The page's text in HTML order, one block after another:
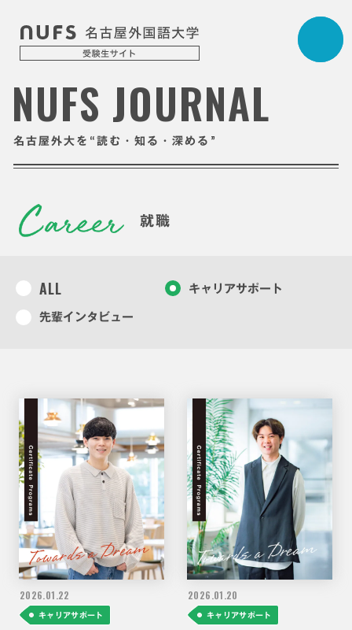
名古屋外大を “ 読む・知る・深める ”
NUFS JOURNAL
就職
ALL キャリアサポート
先輩インタビュー
2026. 01.22
キャリアサポート
2026. 01.20
キャリアサポート